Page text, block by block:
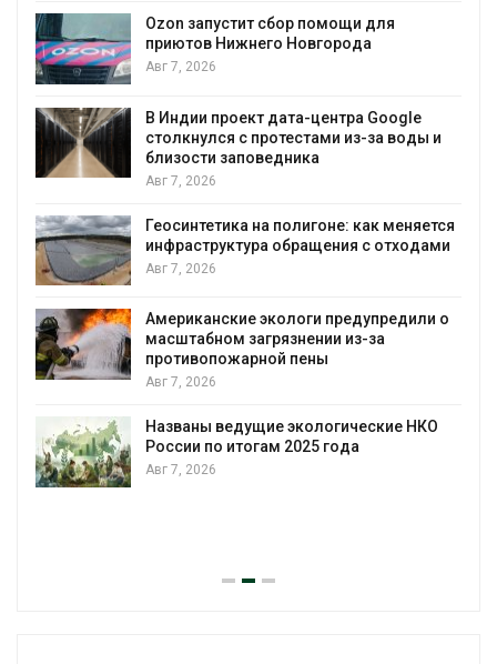
Ozon запустит сбор помощи для
приютов Нижнего Новгорода
Авг 7, 2026
В Индии проект дата-центра Google
столкнулся с протестами из-за воды и
близости заповедника
Авг 7, 2026
Геосинтетика на полигоне: как меняется
инфраструктура обращения с отходами
Авг 7, 2026
Американские экологи предупредили о
масштабном загрязнении из-за
противопожарной пены
Авг 7, 2026
Названы ведущие экологические НКО
России по итогам 2025 года
Авг 7, 2026